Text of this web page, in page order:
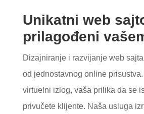
Unikatni web
prilagođeni
Dizajniranje i razvijanje web
od jednostavnog online
virtuelni izlog, vaša prilika da se
privučete klijente. Naša usluga